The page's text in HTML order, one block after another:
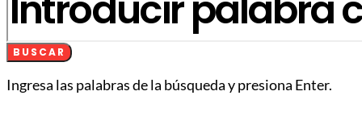
BUSCAR
Ingresa las palabras de la búsqueda y presiona Enter.